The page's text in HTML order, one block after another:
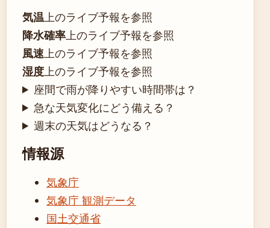
気温上のライブ予報を参照
降水確率上のライブ予報を参照
風速上のライブ予報を参照
湿度上のライブ予報を参照
座間で雨が降りやすい時間帯は？
急な天気変化にどう備える？
週末の天気はどうなる？
情報源
気象庁
気象庁 観測データ
国土交通省